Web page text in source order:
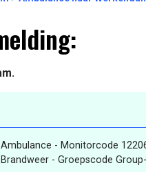
- Monitorcode
- Groepscode